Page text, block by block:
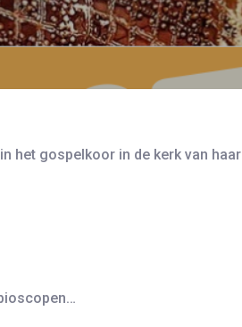
het gospelkoor in de kerk van haar